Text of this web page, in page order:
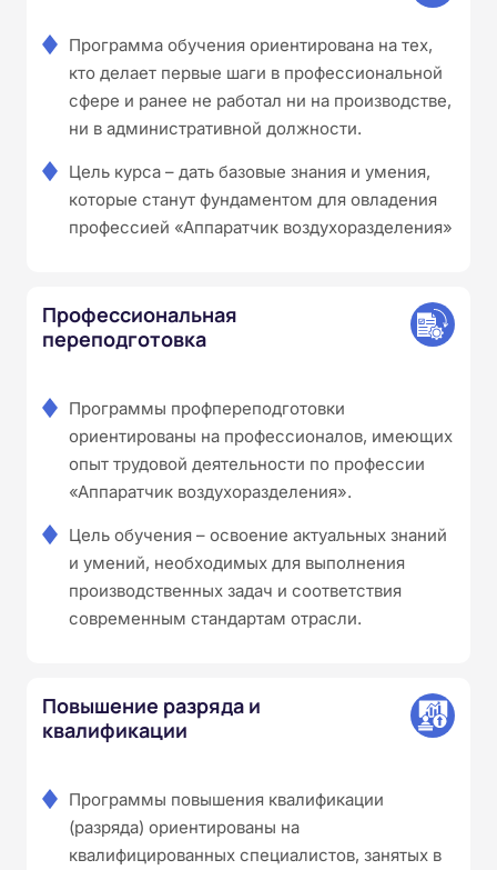
Программа обучения ориентирована на тех,
кто делает первые шаги в профессиональной
сфере и ранее не работал ни на производстве,
ни в административной должности.
Цель курса – дать базовые знания и умения,
которые станут фундаментом для овладения
профессией «Аппаратчик воздухоразделения»
Профессиональная
переподготовка
Программы профпереподготовки
ориентированы на профессионалов, имеющих
опыт трудовой деятельности по профессии
«Аппаратчик воздухоразделения».
Цель обучения – освоение актуальных знаний
и умений, необходимых для выполнения
производственных задач и соответствия
современным стандартам отрасли.
Повышение разряда и
квалификации
Программы повышения квалификации
(разряда) ориентированы на
квалифицированных специалистов, занятых в